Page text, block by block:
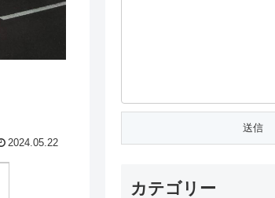
2024.05.22
カテゴリー